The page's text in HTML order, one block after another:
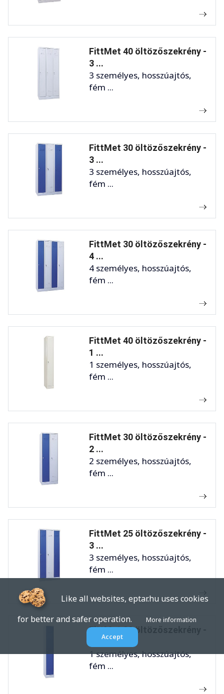
FittMet 40 öltözőszekrény -
3 ...
3 személyes, hosszúajtós,
fém ...
FittMet 30 öltözőszekrény -
3 ...
3 személyes, hosszúajtós,
fém ...
FittMet 30 öltözőszekrény -
4 ...
4 személyes, hosszúajtós,
fém ...
FittMet 40 öltözőszekrény -
1 ...
1 személyes, hosszúajtós,
fém ...
FittMet 30 öltözőszekrény -
2 ...
2 személyes, hosszúajtós,
fém ...
FittMet 25 öltözőszekrény -
3 ...
3 személyes, hosszúajtós,
fém ...
FittMet 30 öltözőszekrény -
1 ...
1 személyes, hosszúajtós,
fém ...
Like all websites, eptar.hu uses cookies
for better and safer operation.
More information
Accept